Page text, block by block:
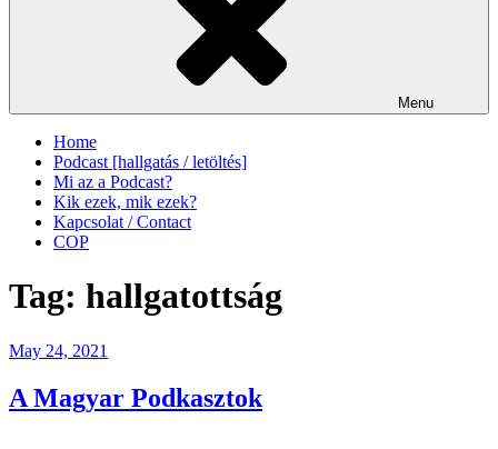
Menu
Home
Podcast [hallgatás / letöltés]
Mi az a Podcast?
Kik ezek, mik ezek?
Kapcsolat / Contact
COP
Tag: hallgatottság
Posted
May 24, 2021
A Magyar Podkasztok